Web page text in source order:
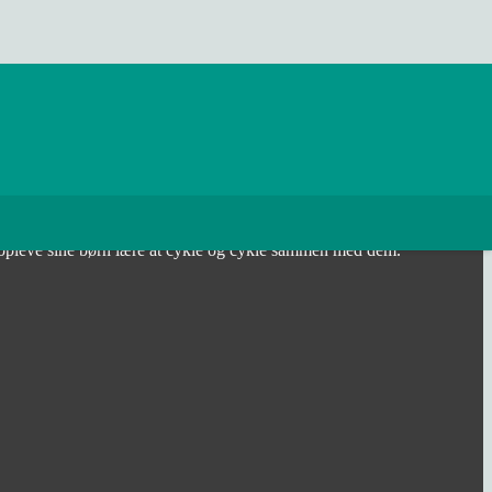
sine børn lære at cykle og cykle sammen med dem.